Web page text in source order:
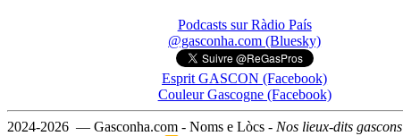
Podcasts sur Ràdio País
@gasconha.com (Bluesky)
Esprit GASCON (Facebook)
Couleur Gascogne (Facebook)
2024-2026 — Gasconha.com - Noms e Lòcs - Nos lieux-dits gascons